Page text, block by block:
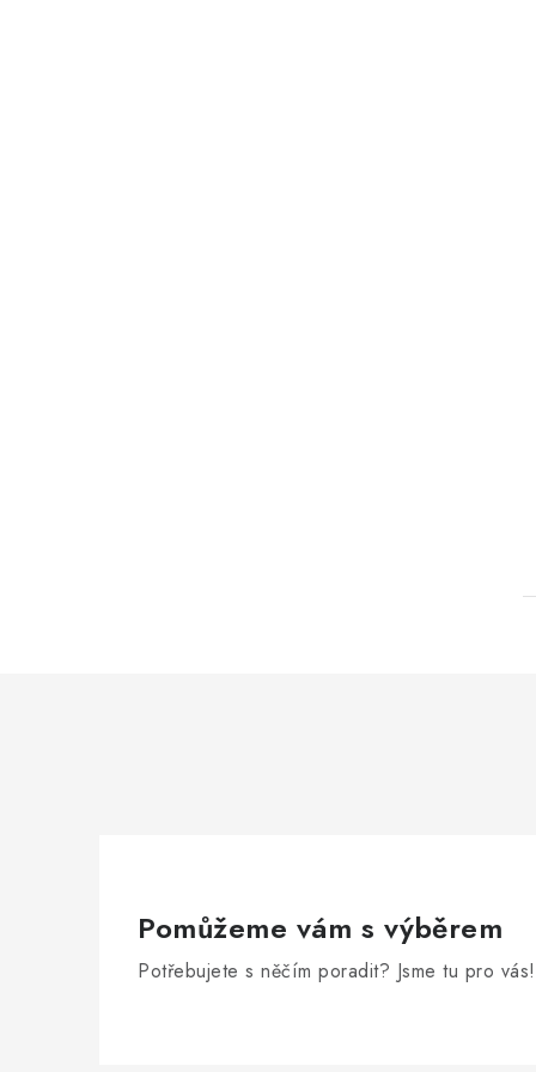
Pomůžeme vám s výběrem
Potřebujete s něčím poradit? Jsme tu pro vás!